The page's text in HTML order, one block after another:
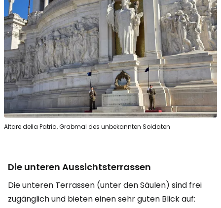
Altare della Patria, Grabmal des unbekannten Soldaten
Die unteren Aussichtsterrassen
Die unteren Terrassen (unter den Säulen) sind frei
zugänglich und bieten einen sehr guten Blick auf: